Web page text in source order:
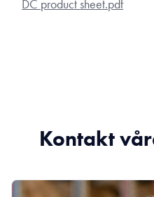
DC product sheet.pdf
Kontakt